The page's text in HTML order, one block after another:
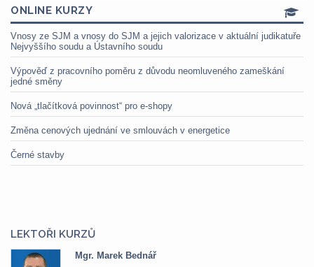
ONLINE KURZY
Vnosy ze SJM a vnosy do SJM a jejich valorizace v aktuální judikatuře
Nejvyššího soudu a Ústavního soudu
Výpověď z pracovního poměru z důvodu neomluveného zameškání
jedné směny
Nová „tlačítková povinnost“ pro e-shopy
Změna cenových ujednání ve smlouvách v energetice
Černé stavby
LEKTOŘI KURZŮ
Mgr. Marek Bednář